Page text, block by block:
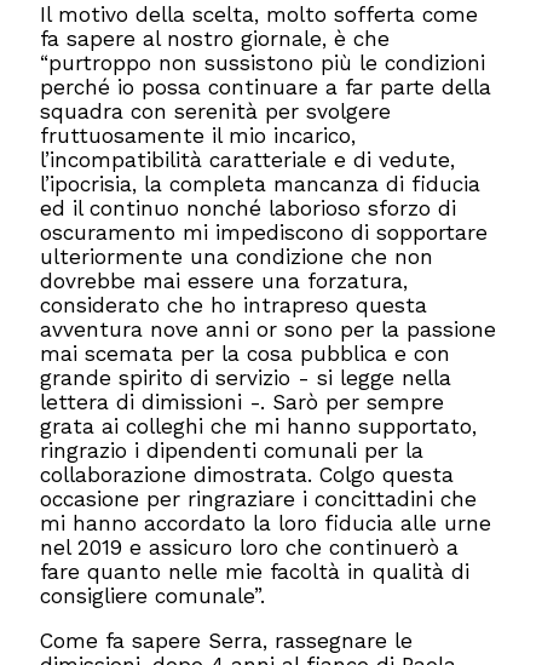
Il motivo della scelta, molto sofferta come
fa sapere al nostro giornale, è che
“purtroppo non sussistono più le condizioni
perché io possa continuare a far parte della
squadra con serenità per svolgere
fruttuosamente il mio incarico,
l’incompatibilità caratteriale e di vedute,
l’ipocrisia, la completa mancanza di fiducia
ed il continuo nonché laborioso sforzo di
oscuramento mi impediscono di sopportare
ulteriormente una condizione che non
dovrebbe mai essere una forzatura,
considerato che ho intrapreso questa
avventura nove anni or sono per la passione
mai scemata per la cosa pubblica e con
grande spirito di servizio - si legge nella
lettera di dimissioni -. Sarò per sempre
grata ai colleghi che mi hanno supportato,
ringrazio i dipendenti comunali per la
collaborazione dimostrata. Colgo questa
occasione per ringraziare i concittadini che
mi hanno accordato la loro fiducia alle urne
nel 2019 e assicuro loro che continuerò a
fare quanto nelle mie facoltà in qualità di
consigliere comunale”.
Come fa sapere Serra, rassegnare le